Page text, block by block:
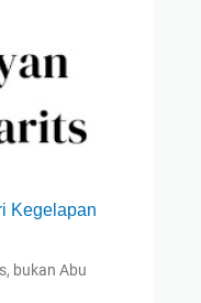
Kegelapan
bukan Abu